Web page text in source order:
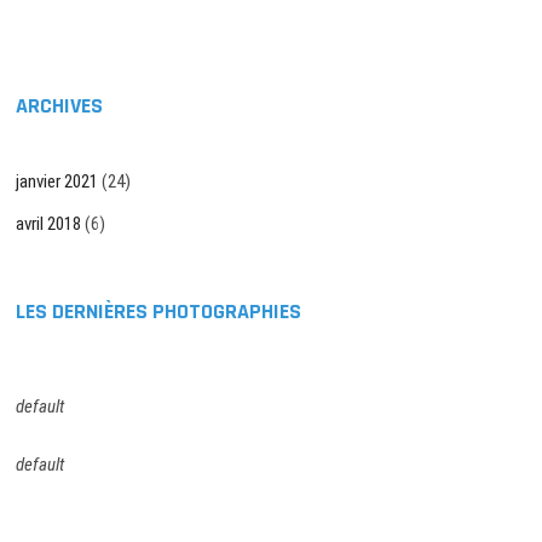
ARCHIVES
janvier 2021 (24)
avril 2018 (6)
LES DERNIÈRES PHOTOGRAPHIES
default
default